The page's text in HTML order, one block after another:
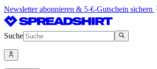
Newsletter abonnieren & 5-€-Gutschein sichern
Suche